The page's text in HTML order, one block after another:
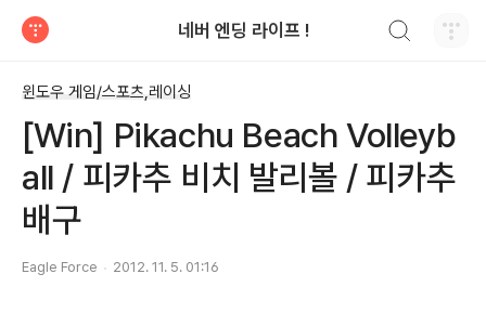
네버 엔딩 라이프 !
윈도우 게임/스포츠,레이싱
[Win] Pikachu Beach Volleyb
all / 피카추 비치 발리볼 / 피카추
배구
Eagle Force 2012. 11. 5. 01:16